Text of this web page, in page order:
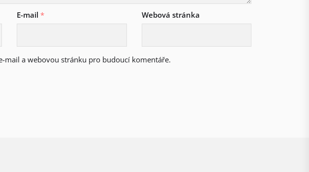
E-mail* Webová stránka
mail a webovou stránku pro budoucí komentáře.